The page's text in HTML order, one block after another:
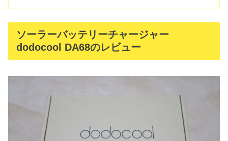
ソーラーバッテリーチャージャー
dodocool DA68のレビュー